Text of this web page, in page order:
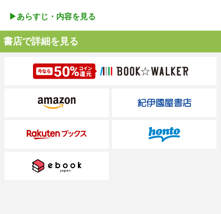
▶︎あらすじ・内容を見る
書店で詳細を見る